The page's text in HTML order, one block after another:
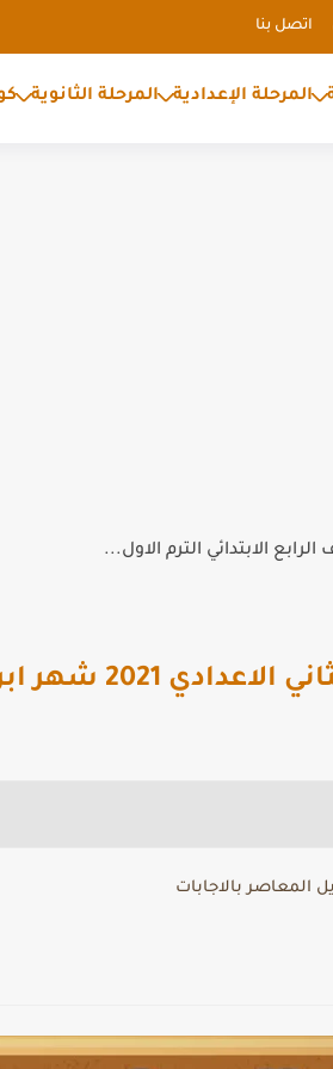
اتصل بنا
المرحلة الإعدادية المرحلة الثانوية
الابتدائي الترم الاول...
ابريل المعاصر